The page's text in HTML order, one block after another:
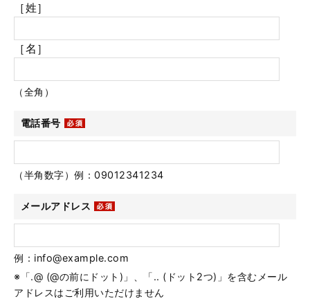
［姓］
［名］
（全角）
電話番号
（半角数字）例：09012341234
メールアドレス
例：info@example.com
※「.@ (@の前にドット)」、「.. (ドット2つ)」を含むメール
アドレスはご利用いただけません